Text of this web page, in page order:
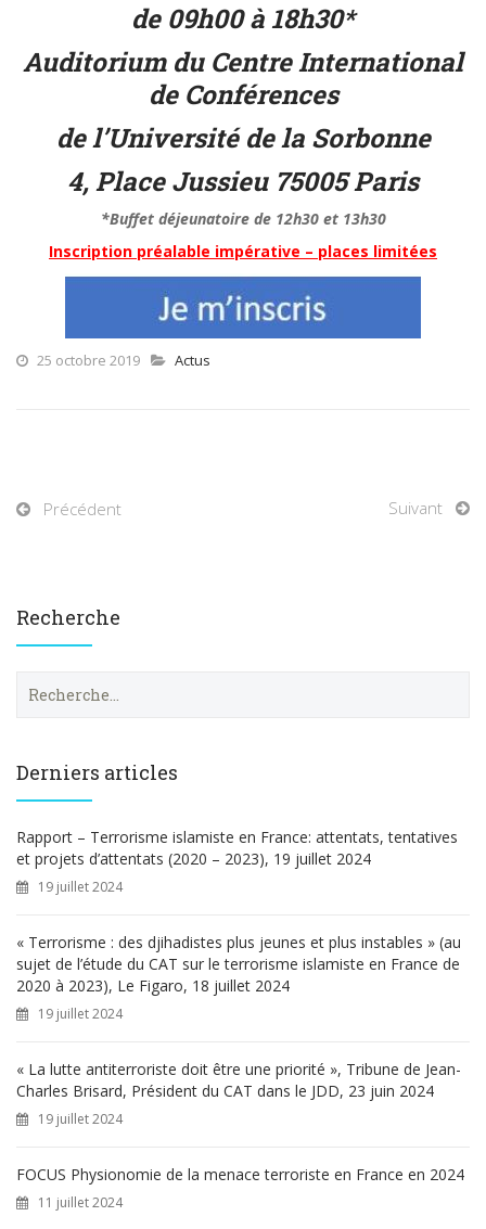
de 09h00 à 18h30*
Auditorium du Centre International
de Conférences
de l’Université de la Sorbonne
4, Place Jussieu 75005 Paris
*Buffet déjeunatoire de 12h30 et 13h30
Inscription préalable impérative – places limitées
25 octobre 2019 Actus
Précédent Suivant
Recherche
e
h
e
r
Derniers articles
Rapport – Terrorisme islamiste en France: attentats, tentatives
et projets d’attentats (2020 – 2023), 19 juillet 2024
19 juillet 2024
« Terrorisme : des djihadistes plus jeunes et plus instables » (au
sujet de l’étude du CAT sur le terrorisme islamiste en France de
2020 à 2023), Le Figaro, 18 juillet 2024
19 juillet 2024
« La lutte antiterroriste doit être une priorité », Tribune de Jean-
Charles Brisard, Président du CAT dans le JDD, 23 juin 2024
19 juillet 2024
FOCUS Physionomie de la menace terroriste en France en 2024
11 juillet 2024